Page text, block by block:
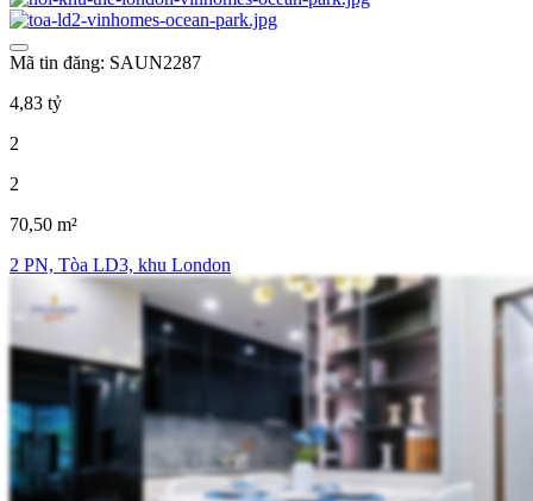
Mã tin đăng: SAUN2287
4,83 tỷ
2
2
70,50 m²
2 PN, Tòa LD3, khu London